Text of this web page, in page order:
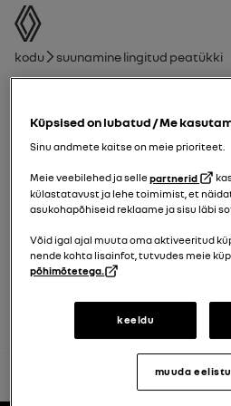
kasutusjuhend
Leivakruvi
Kodu Suunamine lingitud peatükki
Käigukang
käigukang
tagasi üles
Küpsised on lubatud / Me
Sinu andmete kaitse on meie prioriteet.
Meie veebilehed ja sellepartnerid
külastatavust ja lehe toimimist, et
asukohapõhiseid reklaame ja sisu läbi
Võid igal ajal muuta oma aktiveeritud
nende kohta lisainfot, tutvudes meie
põhimõtetega.
keeldu
muuda